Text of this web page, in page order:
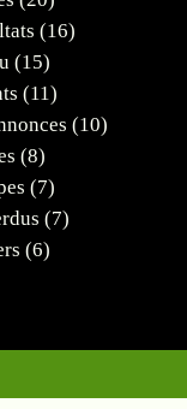
(16)
(15)
(11)
(10)
(8)
(7)
(7)
(6)